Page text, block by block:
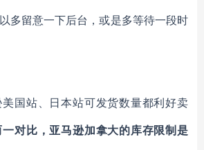
多留意一下后台，或是多等待一段时
国站、日本站可发货数量都利好卖
一对比，亚马逊加拿大的库存限制是